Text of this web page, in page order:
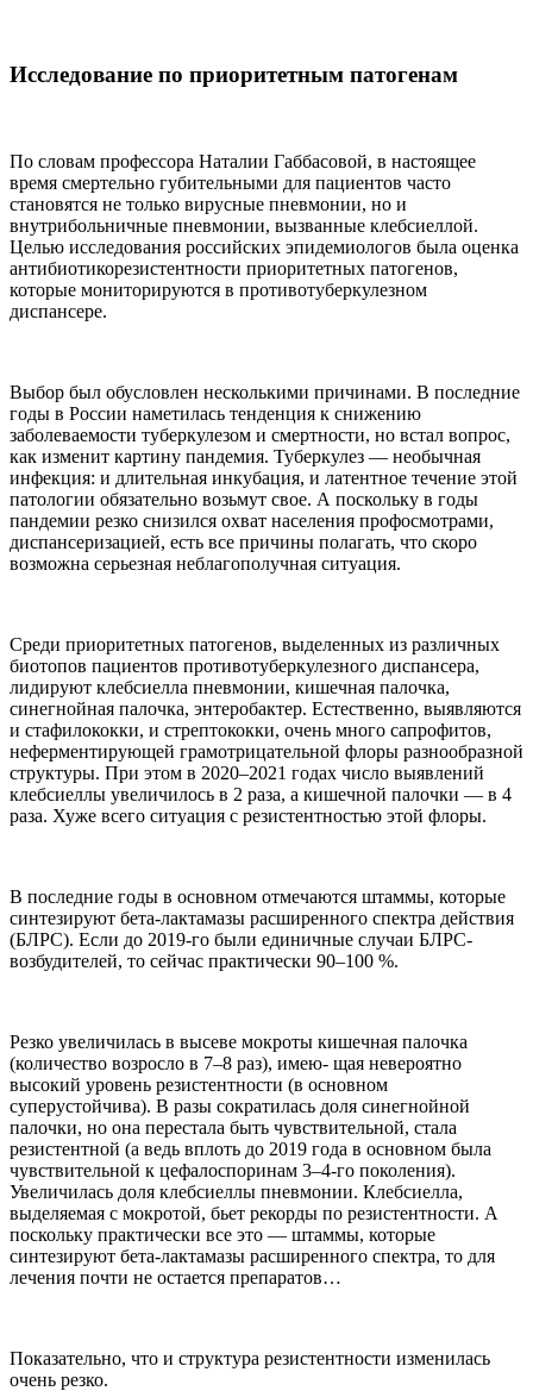
Исследование по приоритетным патогенам
По словам профессора Наталии Габбасовой, в настоящее
время смертельно губительными для пациентов часто
становятся не только вирусные пневмонии, но и
внутрибольничные пневмонии, вызванные клебсиеллой.
Целью исследования российских эпидемиологов была оценка
антибиотикорезистентности приоритетных патогенов,
которые мониторируются в противотуберкулезном
диспансере.
Выбор был обусловлен несколькими причинами. В последние
годы в России наметилась тенденция к снижению
заболеваемости туберкулезом и смертности, но встал вопрос,
как изменит картину пандемия. Туберкулез — необычная
инфекция: и длительная инкубация, и латентное течение этой
патологии обязательно возьмут свое. А поскольку в годы
пандемии резко снизился охват населения профосмотрами,
диспансеризацией, есть все причины полагать, что скоро
возможна серьезная неблагополучная ситуация.
Среди приоритетных патогенов, выделенных из различных
биотопов пациентов противотуберкулезного диспансера,
лидируют клебсиелла пневмонии, кишечная палочка,
синегнойная палочка, энтеробактер. Естественно, выявляются
и стафилококки, и стрептококки, очень много сапрофитов,
неферментирующей грамотрицательной флоры разнообразной
структуры. При этом в 2020–2021 годах число выявлений
клебсиеллы увеличилось в 2 раза, а кишечной палочки — в 4
раза. Хуже всего ситуация с резистентностью этой флоры.
В последние годы в основном отмечаются штаммы, которые
синтезируют бета-лактамазы расширенного спектра действия
(БЛРС). Если до 2019-го были единичные случаи БЛРС-
возбудителей, то сейчас практически 90–100 %.
Резко увеличилась в высеве мокроты кишечная палочка
(количество возросло в 7–8 раз), имею- щая невероятно
высокий уровень резистентности (в основном
суперустойчива). В разы сократилась доля синегнойной
палочки, но она перестала быть чувствительной, стала
резистентной (а ведь вплоть до 2019 года в основном была
чувствительной к цефалоспоринам 3–4-го поколения).
Увеличилась доля клебсиеллы пневмонии. Клебсиелла,
выделяемая с мокротой, бьет рекорды по резистентности. А
поскольку практически все это — штаммы, которые
синтезируют бета-лактамазы расширенного спектра, то для
лечения почти не остается препаратов…
Показательно, что и структура резистентности изменилась
очень резко.